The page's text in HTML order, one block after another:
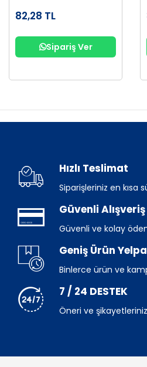
82,28 TL
Sipariş Ver
Hızlı Teslimat
Siparişleriniz en kısa
Güvenli Alışveriş
Güvenli ve kolay
Geniş Ürün
Binlerce ürün ve
7 / 24 DESTEK
Öneri ve